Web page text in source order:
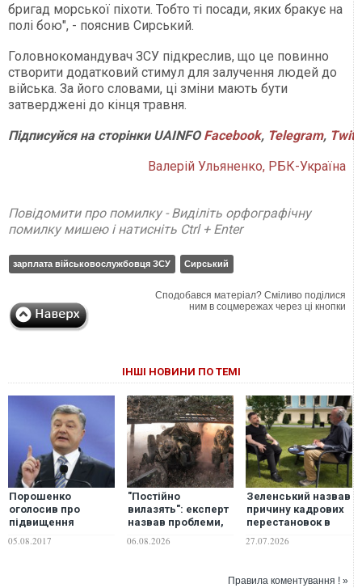
бригад морської піхоти. Тобто ті посади, яких бракує на
полі бою", - пояснив Сирський.
Головнокомандувач ЗСУ підкреслив, що це повинно
створити додатковий стимул для залучення людей до
війська. За його словами, ці зміни мають бути
затверджені до кінця травня.
ПідписуйсянасторінкиUAINFO Facebook, Telegram,
Валерій Ульяненко, РБК-Україна
Повідомити про помилку - Виділіть орфографічну
помилку мишею і натисніть Ctrl + Enter
зарплата військовослужбовця ЗСУ Сирський
Сподобався матеріал? Сміливо поділися
ним в соцмережах через ці кнопки
ІНШІ НОВИНИ ПО ТЕМІ
Порошенко
оголосив про
підвищення
зарплати
військовим
05.08.2017
"Постійно
вилазять": експерт
назвав проблеми,
які накопичилися в
армії за Сирського
06.08.2026
Зеленський назвав
причину кадрових
перестановок в
оборонному
секторі
27.07.2026
Правила коментування ! »